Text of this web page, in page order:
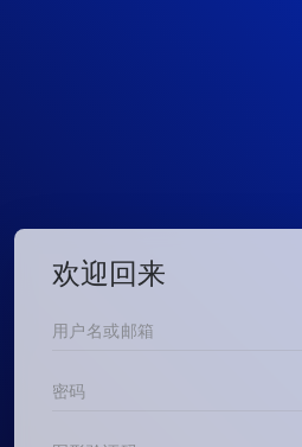
欢迎回来